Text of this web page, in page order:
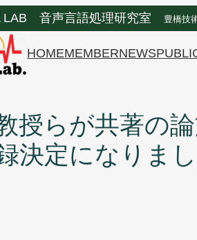
LAB 音声言語処理研究室 豊橋技
HOMEMEMBERNEWS
授らが共著の
決定になりまし